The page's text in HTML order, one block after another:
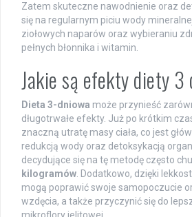
Zatem skuteczne nawodnienie oraz
się na regularnym piciu wody
ziołowych naparów oraz wybieraniu
pełnych błonnika i witamin.
Jakie są efekty diety
Dieta 3-dniowa może przynieść
długotrwałe efekty. Już po krótkim
znaczną utratę masy ciała, co jest
redukcją wody oraz detoksykacją
decydujące się na tę metodę często
kilogramów . Dodatkowo, dzięki
mogą poprawić swoje samopoczucie
wzdęcia, a także przyczynić się do